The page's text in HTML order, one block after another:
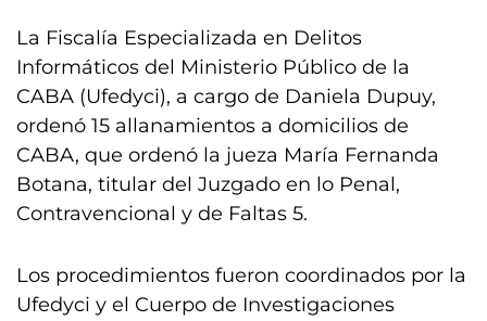
La Fiscalía Especializada en Delitos
Informáticos del Ministerio Público de la
CABA (Ufedyci), a cargo de Daniela Dupuy,
ordenó 15 allanamientos a domicilios de
CABA, que ordenó la jueza María Fernanda
Botana, titular del Juzgado en lo Penal,
Contravencional y de Faltas 5.
Los procedimientos fueron coordinados por la
Ufedyci y el Cuerpo de Investigaciones